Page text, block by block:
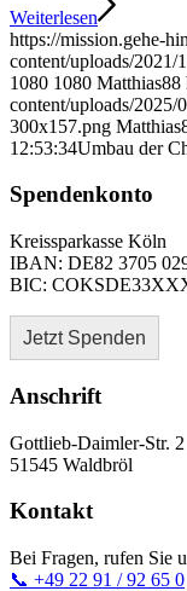
Weiterlesen
https://mission.gehe-
content/uploads/
1080 1080 Matthias88
content/uploads/
300x157.png
12:53:34Umbau der
Spendenkonto
Kreissparkasse Köln
IBAN: DE82 3705
BIC:
Jetzt Spenden
Anschrift
Gottlieb-Daimler-Str. 2
51545 Waldbröl
Kontakt
Bei Fragen, rufen Sie
📞 +49 22 91 / 92 65 0